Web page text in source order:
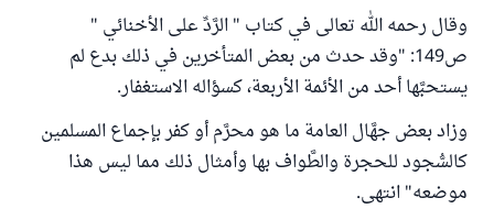
وقال رحمه الله تعالى في كتاب " الرَّدِّ على الأخنائي "
ص149: "وقد حدث من بعض المتأخرين في ذلك بدع لم
يستحبَّها أحد من الأئمة الأربعة، كسؤاله الاستغفار.
وزاد بعض جهَّال العامة ما هو محرَّم أو كفر بإجماع المسلمين
كالسُّجود للحجرة والطَّواف بها وأمثال ذلك مما ليس هذا
موضعه" انتهى.